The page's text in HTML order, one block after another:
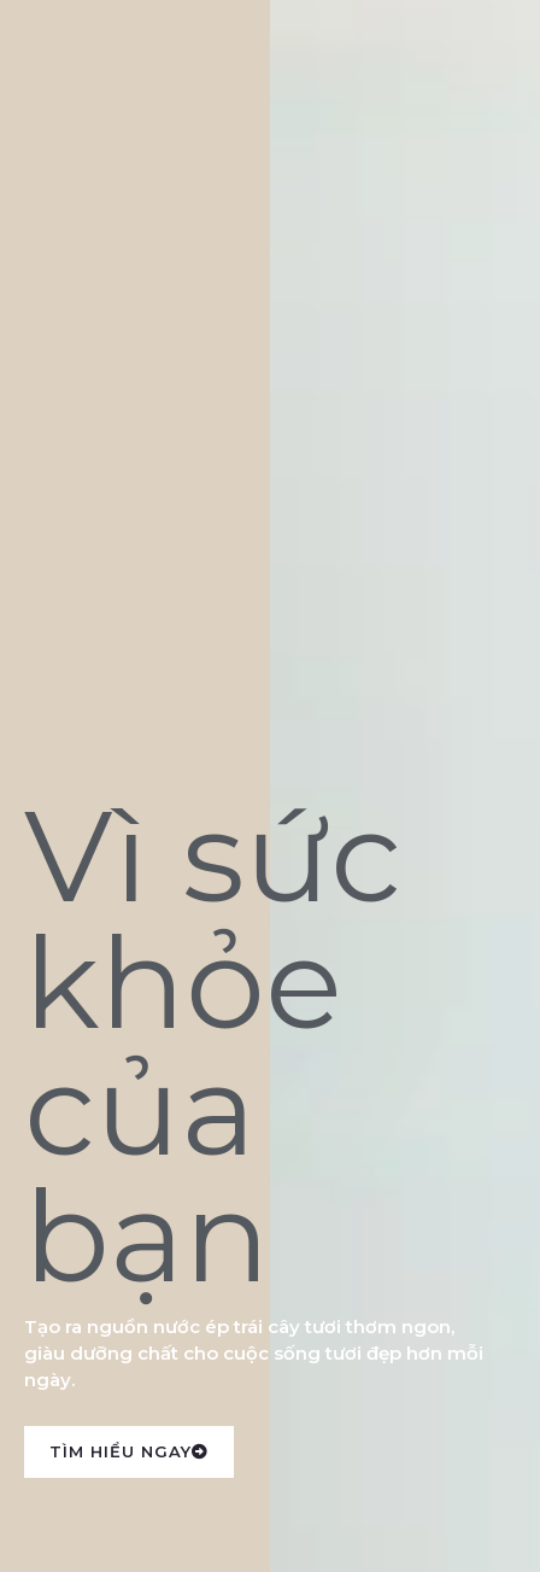
Vì sức
khỏe
của
bạn
Tạo ra nguồn nước ép trái cây tươi thơm ngon,
giàu dưỡng chất cho cuộc sống tươi đẹp hơn mỗi
ngày.
TÌM HIỂU NGAY